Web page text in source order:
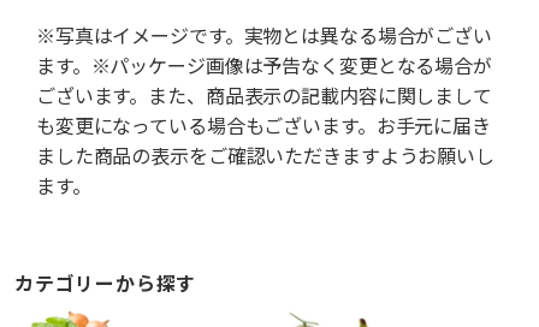
※写真はイメージです。実物とは異なる場合がござい
ます。※パッケージ画像は予告なく変更となる場合が
ございます。また、商品表示の記載内容に関しまして
も変更になっている場合もございます。お手元に届き
ました商品の表示をご確認いただきますようお願いし
ます。
カテゴリーから探す